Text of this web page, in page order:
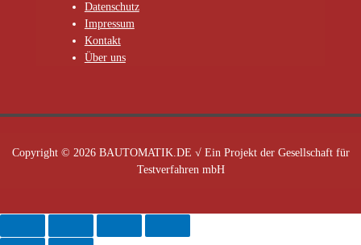
Datenschutz
Impressum
Kontakt
Über uns
Copyright © 2026 BAUTOMATIK.DE √ Ein Projekt der Gesellschaft für
Testverfahren mbH